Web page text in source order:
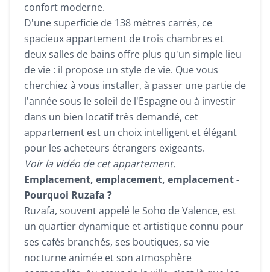
confort moderne.
D'une superficie de 138 mètres carrés, ce
spacieux appartement de trois chambres et
deux salles de bains offre plus qu'un simple lieu
de vie : il propose un style de vie. Que vous
cherchiez à vous installer, à passer une partie de
l'année sous le soleil de l'Espagne ou à investir
dans un bien locatif très demandé, cet
appartement est un choix intelligent et élégant
pour les acheteurs étrangers exigeants.
Voir la vidéo de cet appartement.
Emplacement, emplacement, emplacement -
Pourquoi Ruzafa ?
Ruzafa, souvent appelé le Soho de Valence, est
un quartier dynamique et artistique connu pour
ses cafés branchés, ses boutiques, sa vie
nocturne animée et son atmosphère